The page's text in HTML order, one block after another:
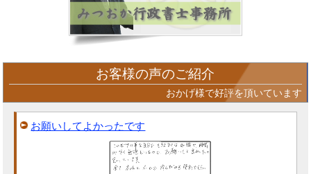
お客様の声のご紹介
おかげ様で好評を頂いています
お願いしてよかったです